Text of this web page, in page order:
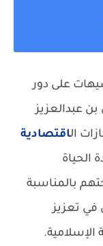
على دور
عبدالعزيز
الاقتصادية
الحياة
بالمناسبة
في تعزيز
الإسلامية.